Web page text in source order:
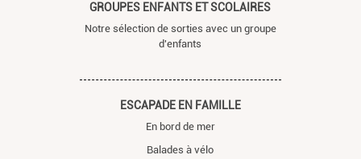
GROUPES ENFANTS ET SCOLAIRES
Notre sélection de sorties avec un groupe
d'enfants
ESCAPADE EN FAMILLE
En bord de mer
Balades à vélo